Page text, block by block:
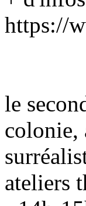
https://
le
colonie,
ateliers